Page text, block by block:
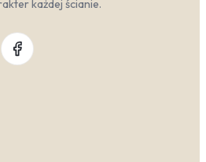
natura spotyka się z
przełamie chłód białych ścian i
W stylu
wprowadzą nutę przygody.
błękitu, szarości i bladej
każdej ścianie.